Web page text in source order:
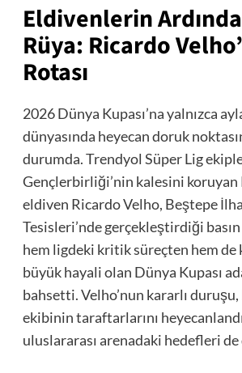
Eldivenlerin
Rüya: Ricardo
Rotası
2026 Dünya Kupası’na yalnızca
dünyasında heyecan doruk
durumda. Trendyol Süper Lig
Gençlerbirliği’nin kalesini
eldiven Ricardo Velho, Beştepe
Tesisleri’nde gerçekleştirdiği basın
hem ligdeki kritik süreçten hem de
büyük hayali olan Dünya Kupası
bahsetti. Velho’nun kararlı
ekibinin taraftarlarını
uluslararası arenadaki hedefleri